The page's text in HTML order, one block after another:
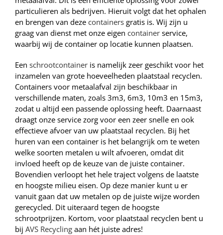
particulieren als bedrijven. Hieruit volgt dat het ophalen
en brengen van deze containers gratis is. Wij zijn u
graag van dienst met onze eigen container service,
waarbij wij de container op locatie kunnen plaatsen.
Een schrootcontainer is namelijk zeer geschikt voor het
inzamelen van grote hoeveelheden plaatstaal recyclen.
Containers voor metaalafval zijn beschikbaar in
verschillende maten, zoals 3m3, 6m3, 10m3 en 15m3,
zodat u altijd een passende oplossing heeft. Daarnaast
draagt onze service zorg voor een zeer snelle en ook
effectieve afvoer van uw plaatstaal recyclen. Bij het
huren van een container is het belangrijk om te weten
welke soorten metalen u wilt afvoeren, omdat dit
invloed heeft op de keuze van de juiste container.
Bovendien verloopt het hele traject volgens de laatste
en hoogste milieu eisen. Op deze manier kunt u er
vanuit gaan dat uw metalen op de juiste wijze worden
gerecycled. Dit uiteraard tegen de hoogste
schrootprijzen. Kortom, voor plaatstaal recyclen bent u
bij AVS Recycling aan hét juiste adres!